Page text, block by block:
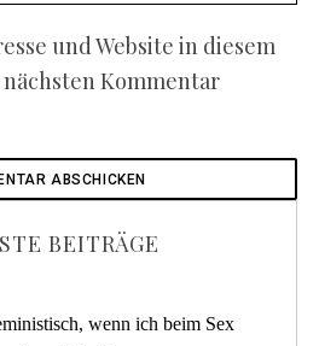
und Website in diesem
Kommentar
BEITRÄGE
wenn ich beim Sex